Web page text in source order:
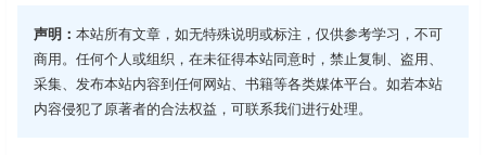
声明： 本站所有文章，如无特殊说明或标注，仅供参考学习，不可
商用。任何个人或组织，在未征得本站同意时，禁止复制、盗用、
采集、发布本站内容到任何网站、书籍等各类媒体平台。如若本站
内容侵犯了原著者的合法权益，可联系我们进行处理。